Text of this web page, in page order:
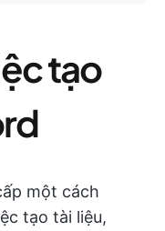
tạo
một cách
tạo tài liệu,